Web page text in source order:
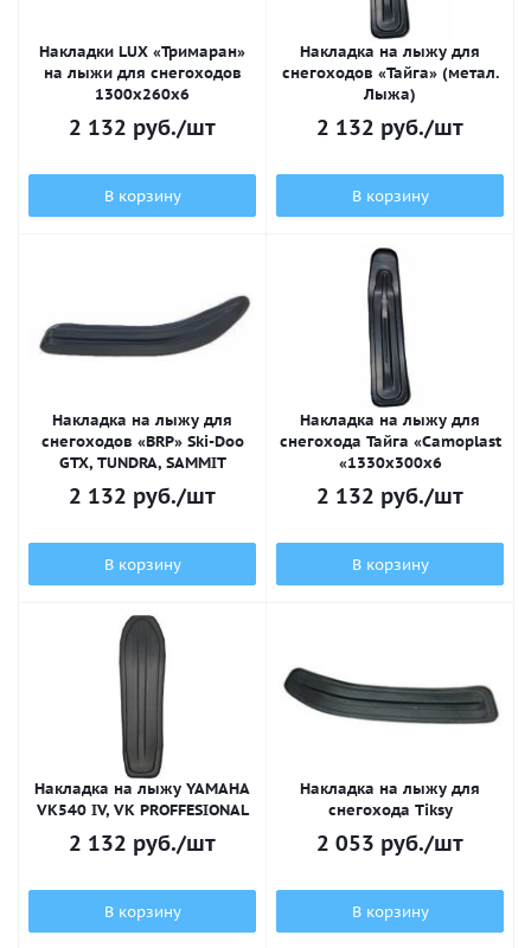
Накладки LUX «Тримаран»
на лыжи для снегоходов
1300x260x6
2 132 руб./шт
В корзину
Накладка на лыжу для
снегоходов «Тайга» (метал.
Лыжа)
2 132 руб./шт
В корзину
Накладка на лыжу для
снегоходов «BRP» Ski-Doo
GTX, TUNDRA, SAMMIT
2 132 руб./шт
В корзину
Накладка на лыжу для
снегохода Тайга «Camoplast
«1330х300х6
2 132 руб./шт
В корзину
Накладка на лыжу YAMAHA
VK540 IV, VK PROFFESIONAL
2 132 руб./шт
В корзину
Накладка на лыжу для
снегохода Tiksy
2 053 руб./шт
В корзину